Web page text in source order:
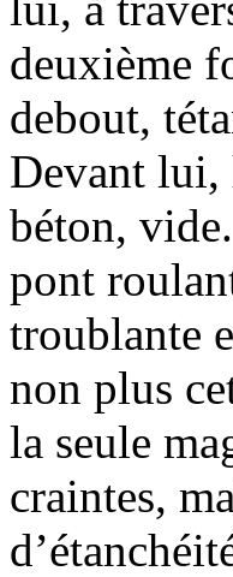
deuxième
debout,
Devant lui,
béton,
pont
troublante
non plus
la seule
craintes,